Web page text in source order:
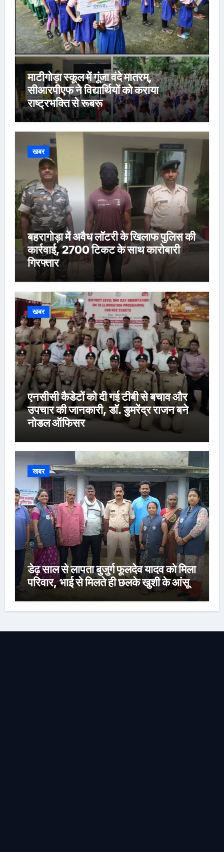
माटीगोड़ा स्कूल में गूंजा वंदे मातरम्,
सीआरपीएफ ने विद्यार्थियों को कराया
राष्ट्रभक्ति से रूबरू
खबर
बहरागोड़ा में अवैध लॉटरी के खिलाफ पुलिस की
कार्रवाई, 2700 टिकट के साथ कारोबारी
गिरफ्तार
खबर
एनसीसी कैडेटों को दी गई टीबी से बचाव और
उपचार की जानकारी, डॉ. डुमरेंद्र राजन बने
नोडल ऑफिसर
खबर
डेढ़ साल से लापता बुजुर्ग फूलदेव यादव को मिला
परिवार, भाई से मिलते ही छलके खुशी के आंसू